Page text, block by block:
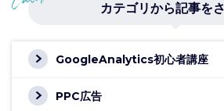
カテゴリから記事を
GoogleAnalytics初心者講座
PPC広告